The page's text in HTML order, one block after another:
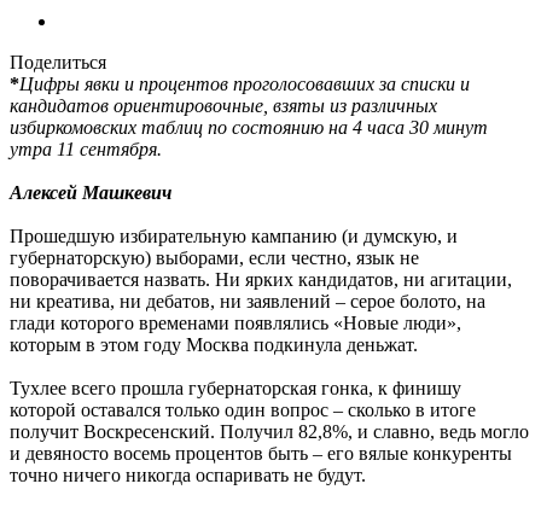
Поделиться
*Цифры явки и процентов проголосовавших за списки и
кандидатов ориентировочные, взяты из различных
избиркомовских таблиц по состоянию на 4 часа 30 минут
утра 11 сентября.
Алексей Машкевич
Прошедшую избирательную кампанию (и думскую, и
губернаторскую) выборами, если честно, язык не
поворачивается назвать. Ни ярких кандидатов, ни агитации,
ни креатива, ни дебатов, ни заявлений – серое болото, на
глади которого временами появлялись «Новые люди»,
которым в этом году Москва подкинула деньжат.
Тухлее всего прошла губернаторская гонка, к финишу
которой оставался только один вопрос – сколько в итоге
получит Воскресенский. Получил 82,8%, и славно, ведь могло
и девяносто восемь процентов быть – его вялые конкуренты
точно ничего никогда оспаривать не будут.